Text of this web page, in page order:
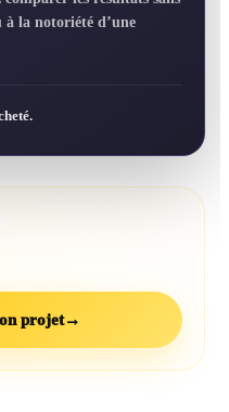
la notoriété d’une
projet→